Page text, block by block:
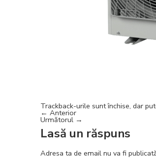
Trackback-urile sunt închise, dar
← Anterior
Următorul →
Lasă un răspuns
Adresa ta de email nu va fi